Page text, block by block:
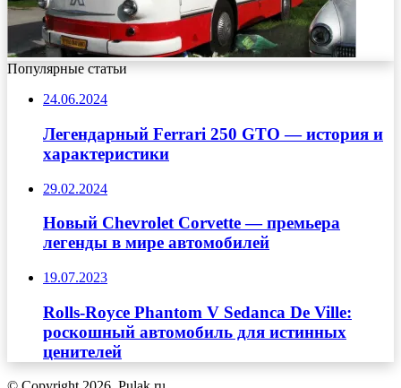
Популярные статьи
24.06.2024
Легендарный Ferrari 250 GTO — история и
характеристики
29.02.2024
Новый Chevrolet Corvette — премьера
легенды в мире автомобилей
19.07.2023
Rolls-Royce Phantom V Sedanca De Ville:
роскошный автомобиль для истинных
ценителей